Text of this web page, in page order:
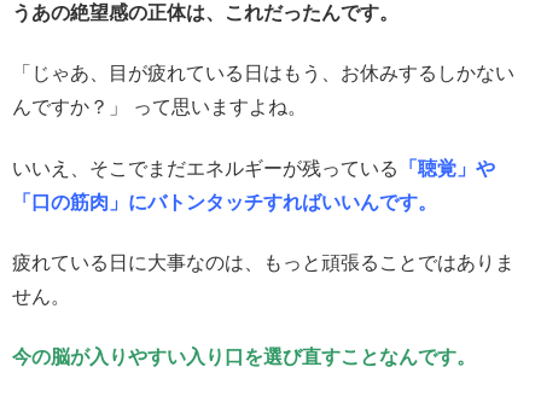
うあの絶望感の正体は、これだったんです。
「じゃあ、目が疲れている日はもう、お休みするしかない
んですか？」 って思いますよね。
いいえ、そこでまだエネルギーが残っている
「聴覚」や
「口の筋肉」にバトンタッチすればいいんです。
疲れている日に大事なのは、もっと頑張ることではありま
せん。
今の脳が入りやすい入り口を選び直すことなんです。